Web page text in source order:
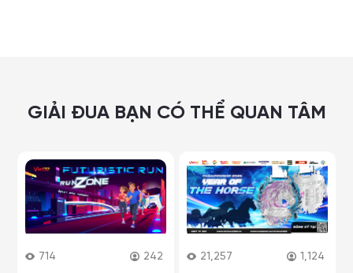
GIẢI ĐUA BẠN CÓ THỂ QUAN TÂM
714 242 21,257 1,124